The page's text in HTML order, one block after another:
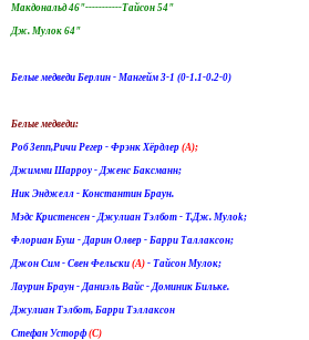
Макдональд 46"-----------Тайсон 54"
Дж. Мулок 64"
Белые медведи Берлин - Мангейм 3-1 (0-1.1-0.2-0)
Белые медведи:
Роб Зепп,Ричи Регер - Фрэнк Хёрдлер (A);
Джимми Шарроу - Дженс Баксманн;
Ник Энджелл - Константин Браун.
Мэдс Кристенсен - Джулиан Тэлбот - Т.Дж. Mулоk;
Флориан Буш - Дарин Олвер - Барри Таллаксон;
Джон Сим - Свен Фельски (A) - Тайсон Мулок;
Лаурин Браун - Даниэль Вайс - Доминик Бильке.
Джулиан Тэлбот, Барри Тэллаксон
Стефан Усторф(С)